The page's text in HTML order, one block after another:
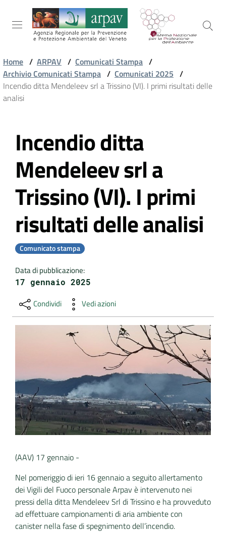
Salta al contenuto
Salta alla navigazione
Salta al footer
ARPAV
AMBIENTALI
TERRITORIO
SERVIZI
DATI
Seguici
su
Home / ARPAV / Comunicati Stampa /
Archivio Comunicati Stampa / Comunicati 2025 /
Incendio ditta Mendeleev srl a Trissino (VI). I primi risultati delle
analisi
Vai al contenuto
Incendio ditta
Mendeleev srl a
Trissino (VI). I primi
risultati delle analisi
Comunicato stampa
Data di pubblicazione:
17 gennaio 2025
Condividi Vedi azioni
(AAV) 17 gennaio -
Nel pomeriggio di ieri 16 gennaio a seguito allertamento
dei Vigili del Fuoco personale Arpav è intervenuto nei
pressi della ditta Mendeleev Srl di Trissino e ha provveduto
ad effettuare campionamenti di aria ambiente con
canister nella fase di spegnimento dell’incendio.